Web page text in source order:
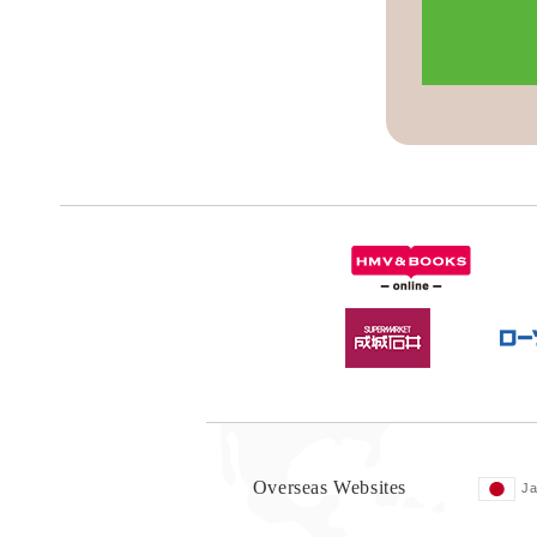
Overseas Websites